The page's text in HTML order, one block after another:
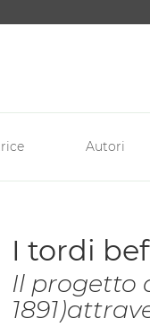
Autori
I tordi
Il progetto